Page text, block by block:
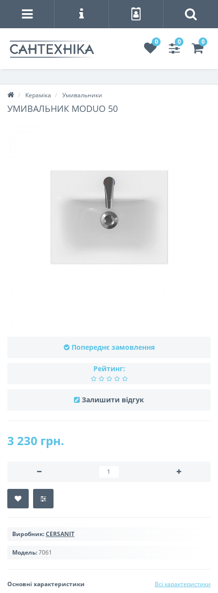
0 0 0
Кераміка Умивальники
УМИВАЛЬНИК MODUO 50
Попереднє замовлення
Рейтинг:
Залишити відгук
3 230 грн.
Виробник:CERSANIT
Модель:7061
Основні характеристики Всі характеристики